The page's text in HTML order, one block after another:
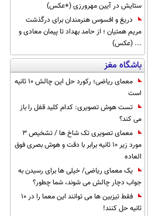
ستایش در آیین مهرورزی (+عکس)
دریغ و افسوس هنرمندان برای درگذشت
مریم همتیان ؛ از حامد بهداد تا پیمان معادی و
... (عکس)
باشگاه مغز
معمای ریاضی؛ رکورد حل این چالش 10 ثانیه
است
تست هوش تصویری: کدام کلید قفل را باز
می کند؟
معمای تصویری تک شاخ ها / تشخیص 3
مورد زیر 10 ثانیه برابر با دقت و هوش بصری فوق
العاده
یک معمای ریاضی/ خیلی ها برای رسیدن به
جواب دچار چالش می شوند، شما چطور؟
فقط تیزبین ها می توانند این معما را در 10
ثانیه حل کنند!